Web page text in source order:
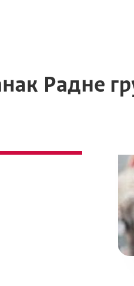
Радне